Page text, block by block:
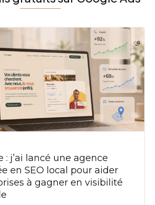
: j’ai lancé une agence
en SEO local pour aider
à gagner en visibilité